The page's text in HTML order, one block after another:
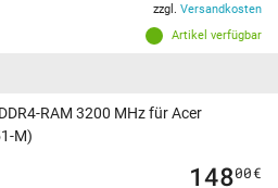
Artikel verfügbar
zzgl. Versandkosten
RAM 3200 MHz für Acer
M)
14800€